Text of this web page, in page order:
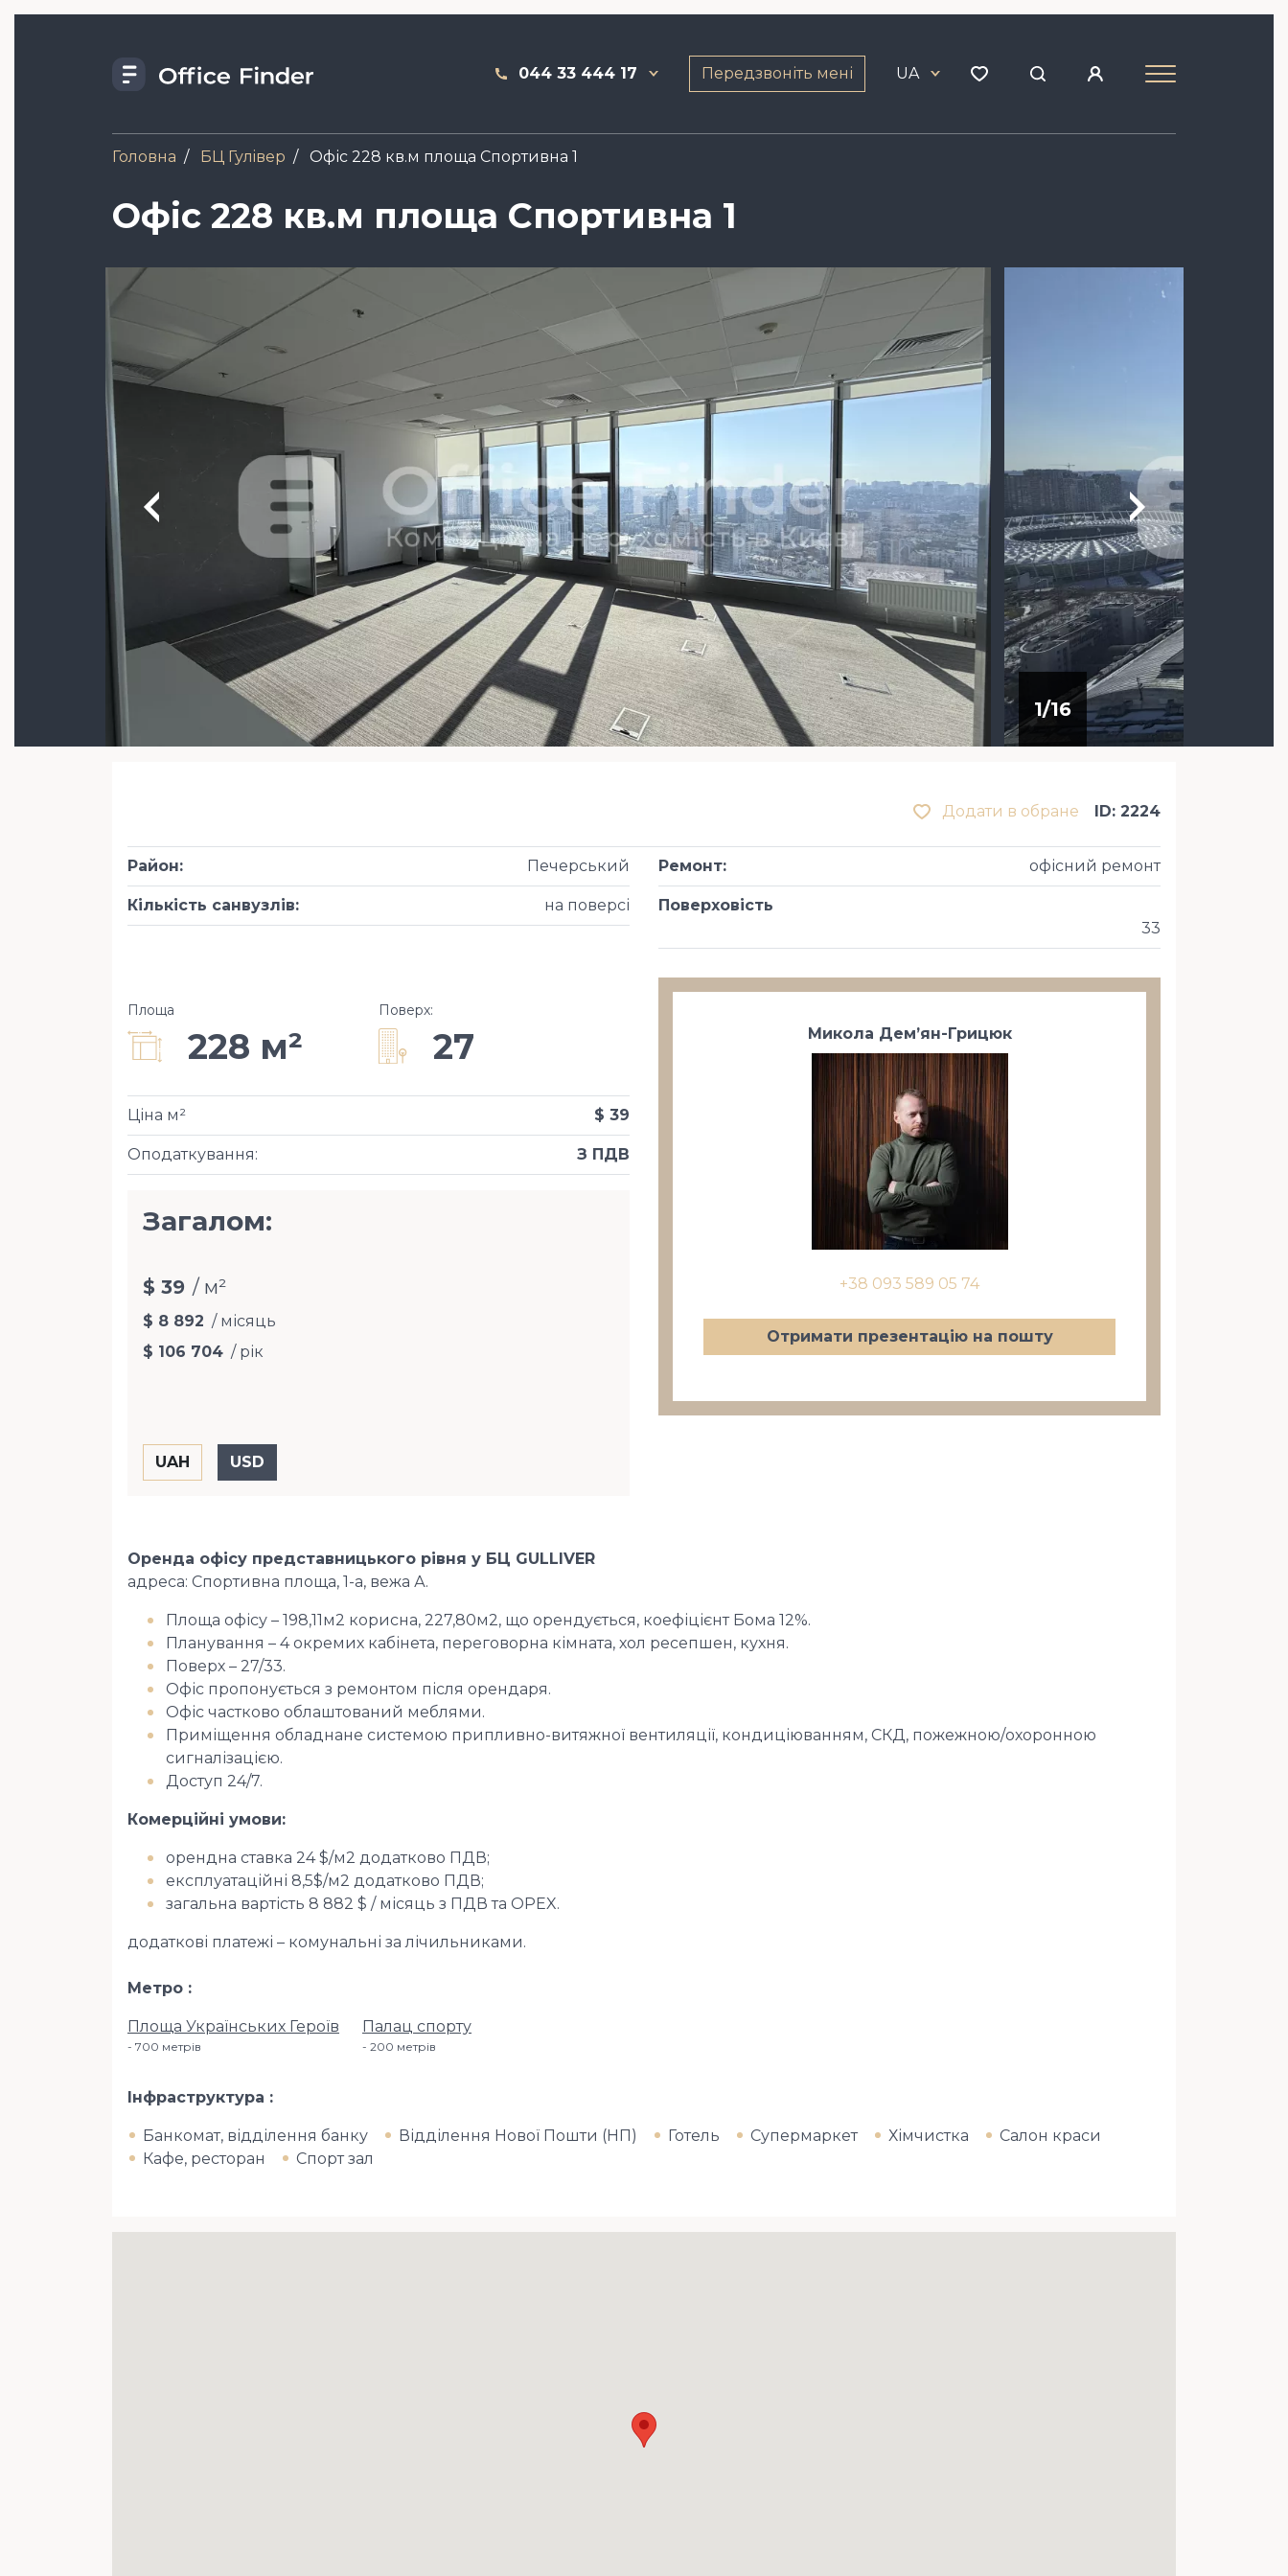
044 33 444 17 Передзвоніть мені UA
Головна БЦ Гулiвер Офіс 228 кв.м площа Спортивна 1
Офіс 228 кв.м площа Спортивна 1
Зображення
1/16
Додати в обране ID: 2224
Район: Печерський
Кількість санвузлів: на поверсі
Ремонт: офісний ремонт
Поверховість
33
Площа
228 м²
Поверх:
27
Оподаткування: З ПДВ
Ціна м² $ 39
Загалом:
$ 39 / м²
$ 8 892 / місяць
$ 106 704 / рік
Микола Дем’ян-Грицюк
+38 093 589 05 74
Отримати презентацію на пошту
Оренда офісу представницького рівня у БЦ GULLIVER
адреса: Спортивна площа, 1-а, вежа А.
Площа офісу – 198,11м2 корисна, 227,80м2, що орендується, коефіцієнт Бома 12%.
Планування – 4 окремих кабінета, переговорна кімната, хол ресепшен, кухня.
Поверх – 27/33.
Офіс пропонується з ремонтом після орендаря.
Офіс частково облаштований меблями.
Приміщення обладнане системою припливно-витяжної вентиляції, кондиціюванням, СКД, пожежною/охоронною
сигналізацією.
Доступ 24/7.
Комерційні умови:
орендна ставка 24 $/м2 додатково ПДВ;
експлуатаційні 8,5$/м2 додатково ПДВ;
загальна вартість 8 882 $ / місяць з ПДВ та OPEX.
додаткові платежі – комунальні за лічильниками.
Метро
Площа Українських Героїв
700 метрiв
Палац спорту
200 метрiв
Інфраструктура
Банкомат, відділення банку Відділення Нової Пошти (НП) Готель Супермаркет Хімчистка
Салон краси
Кафе, ресторан
Спорт зал